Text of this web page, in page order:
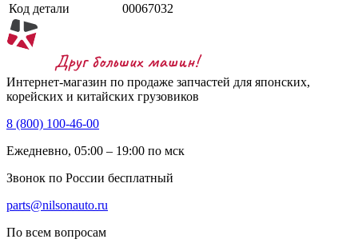
Код детали
00067032
Интернет-магазин по продаже запчастей для японских,
корейских и китайских грузовиков
8 (800) 100-46-00
Ежедневно, 05:00 – 19:00 по мск
Звонок по России бесплатный
parts@nilsonauto.ru
По всем вопросам